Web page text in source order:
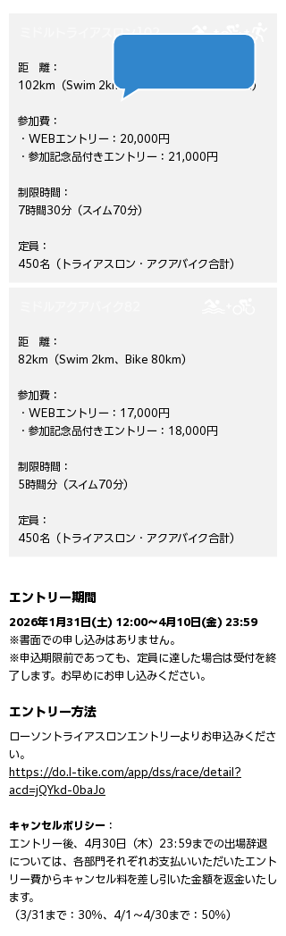
ミドルトライアスロン102​
距 離：
102km（Swim 2km、Bike 80km、Run 20km）
参加費：
・WEBエントリー：20,000円
・参加記念品付きエントリー：21,000円
制限時間：
7時間30分（スイム70分）
定員：
450名（トライアスロン・アクアバイク合計）
距 離：
82km（Swim 2km、Bike 80km）
参加費：
・WEBエントリー：17,000円
・参加記念品付きエントリー：18,000円
制限時間：
5時間分（スイム70分）
定員：
450名（トライアスロン・アクアバイク合計）
エントリー期間
2026年1月31日(土) 12:00〜4月10日(金) 23:59
※書面での申し込みはありません。
※申込期限前であっても、定員に達した場合は受付を終
了します。お早めにお申し込みください。
エントリー方法
ローソントライアスロンエントリーよりお申込みくださ
い。
https://do.l-tike.com/app/dss/race/detail?
acd=jQYkd-0baJo
キャンセルポリシー ：
エントリー後、4月30日（木）23:59までの出場辞退
については、各部門それぞれお支払いいただいたエント
リー費からキャンセル料を差し引いた金額を返金いたし
ます。
（3/31まで：30％、4/1～4/30まで：50％）